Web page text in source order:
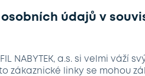
údajů v
NABYTEK, a.s. si velmi
zákaznické linky se mohou